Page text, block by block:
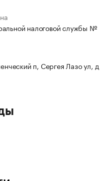
налоговой службы №
п, Сергея Лазо ул, д